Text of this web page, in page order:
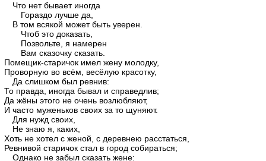
Что нет бывает иногда
Гораздо лучше да,
В том всякой может быть уверен.
Чтоб это доказать,
Позвольте, я намерен
Вам сказочку сказать.
Помещик-старичок имел жену молодку,
Проворную во всём, весёлую красотку,
Да слишком был ревнив:
То правда, иногда бывал и справедлив;
Да жёны этого не очень возлюбляют,
И часто муженьков своих за то щуняют.
Для нужд своих,
Не знаю я, каких,
Хоть не хотел с женой, с деревнею расстаться,
Ревнивой старичок стал в город собираться;
Однако не забыл сказать жене: